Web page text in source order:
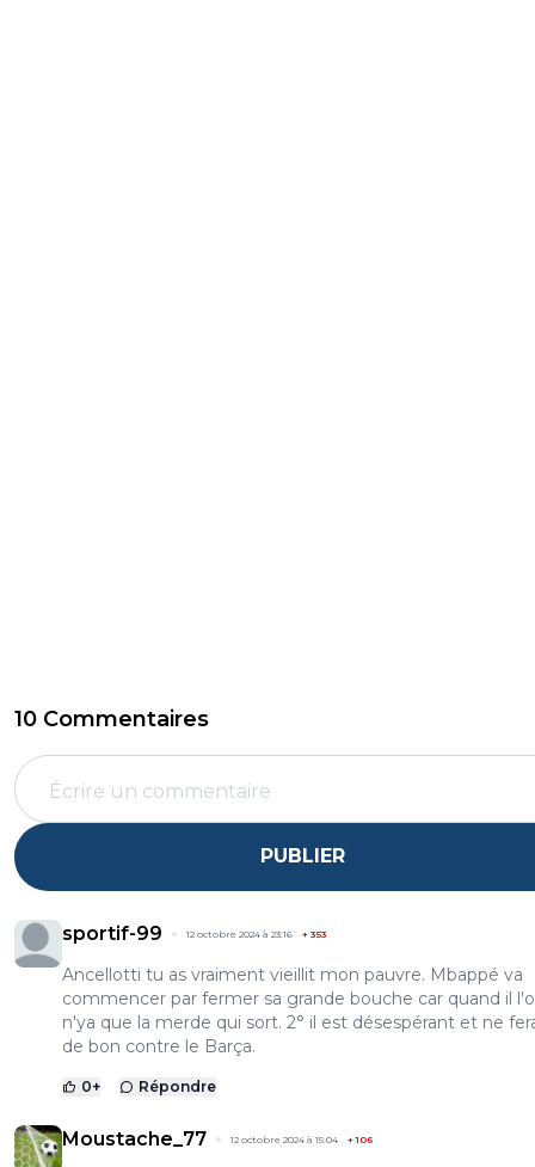
10 Commentaires
PUBLIER
sportif-99 12 octobre 2024 à 23:16 + 353
Ancellotti tu as vraiment vieillit mon pauvre. Mbappé va
commencer par fermer sa grande bouche car quand il
n'ya que la merde qui sort. 2° il est désespérant et ne
de bon contre le Barça.
0+ Répondre
Moustache_77 12 octobre 2024 à 15:04 +106